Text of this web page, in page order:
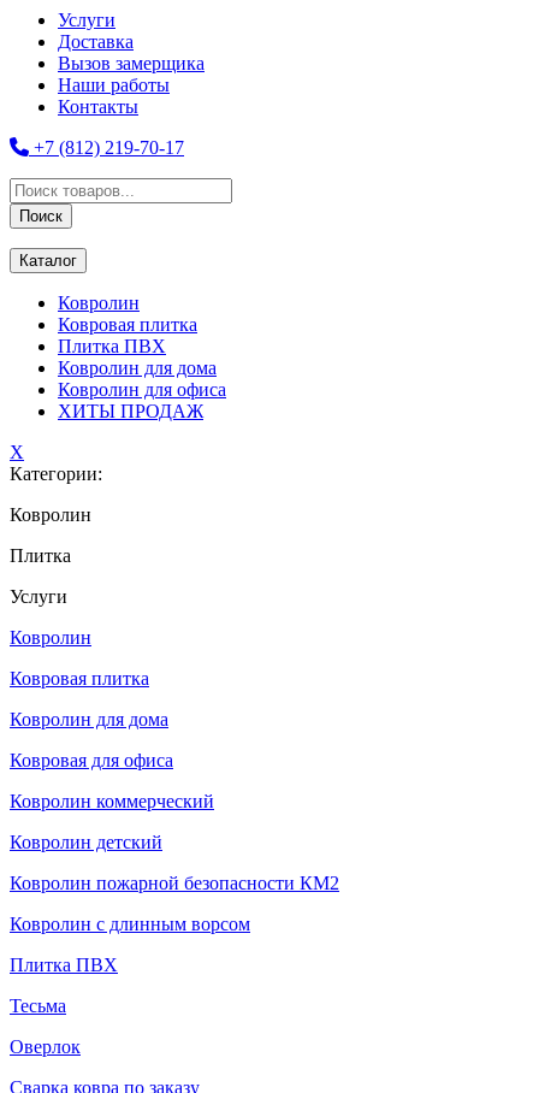
Услуги
Доставка
Вызов замерщика
Наши работы
Контакты
+7 (812) 219-70-17
Поиск
товаров
Поиск
Каталог
Ковролин
Ковровая плитка
Плитка ПВХ
Ковролин для дома
Ковролин для офиса
ХИТЫ ПРОДАЖ
X
Категории:
Ковролин
Плитка
Услуги
Ковролин
Ковровая плитка
Ковролин для дома
Ковровая для офиса
Ковролин коммерческий
Ковролин детский
Ковролин пожарной безопасности КМ2
Ковролин с длинным ворсом
Плитка ПВХ
Тесьма
Оверлок
Сварка ковра по заказу